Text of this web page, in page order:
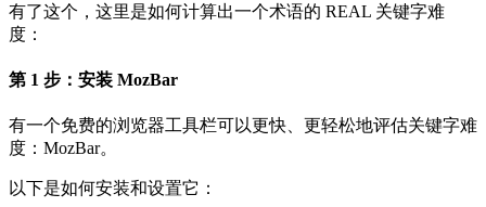
有了这个，这里是如何计算出一个术语的 REAL 关键字难
度：
第 1 步：安装 MozBar
有一个免费的浏览器工具栏可以更快、更轻松地评估关键字难
度：MozBar。
以下是如何安装和设置它：